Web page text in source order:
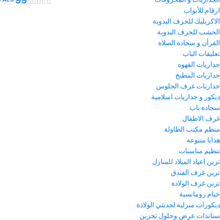
ارقام للأبواب
الاكريليك للحرف اليدوية
الخشب للحرف اليدوية
القرأن و سجادة الصلاة
تعليقات الباب
جداريات القهوه
جداريات المطبخ
جداريات غرف الجلوس
ديكور و جداريات اسلامية
سجادة باب
غرف الاطفال
منظم مكتب الطاولة
هدايا متنوعة
تنظيم مناسبات
تزين اعياد الميلاد للمنازل
تزين غرف الفندق
تزين غرف الولادة
خيام رومانسية
ديكورات منزلية لحديثي الولادة
ستاندات عرض وحلول تخزين